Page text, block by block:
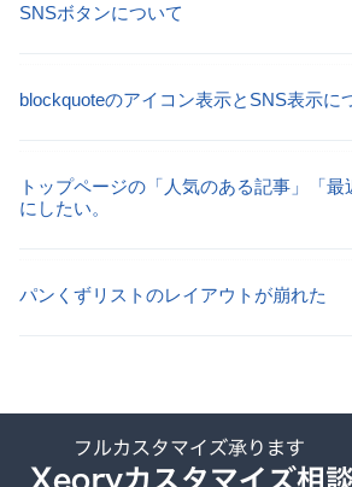
SNSボタンについて
blockquoteのアイコン表示とSNS表示に
トップページの「人気のある記事」「
にしたい。
パンくずリストのレイアウトが崩れた